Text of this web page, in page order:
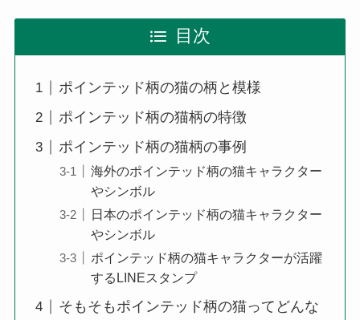
目次
ポインテッド柄の猫の柄と模様
ポインテッド柄の猫柄の特徴
ポインテッド柄の猫柄の事例
海外のポインテッド柄の猫キャラクター
やシンボル
日本のポインテッド柄の猫キャラクター
やシンボル
ポインテッド柄の猫キャラクターが活躍
するLINEスタンプ
そもそもポインテッド柄の猫ってどんな